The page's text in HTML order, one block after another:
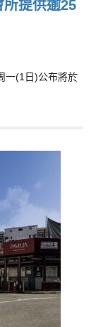
提供逾25
一(1日)公布將於